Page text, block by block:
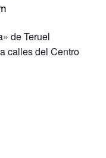
de Teruel
calles del Centro